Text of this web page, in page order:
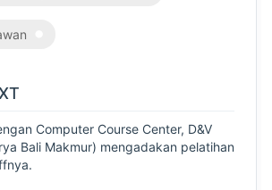
Computer Course Center, D&V
Bali Makmur) mengadakan pelatihan